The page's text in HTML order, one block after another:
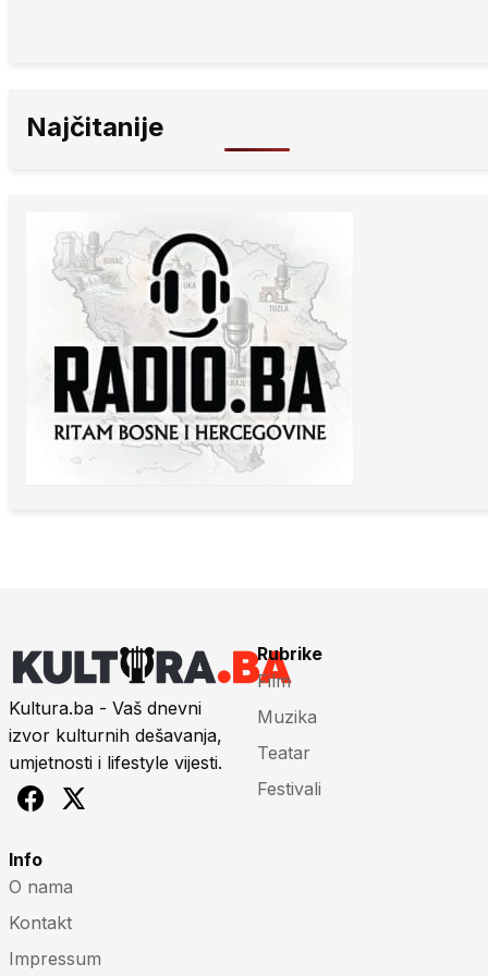
Najčitanije
Kultura.ba - Vaš dnevni
izvor kulturnih dešavanja,
umjetnosti i lifestyle vijesti.
Rubrike
Film
Muzika
Teatar
Festivali
Info
O nama
Kontakt
Impressum